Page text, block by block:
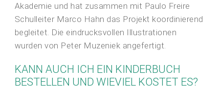
Akademie und hat zusammen mit Paulo Freire
Schulleiter Marco Hahn das Projekt koordinierend
begleitet. Die eindrucksvollen Illustrationen
wurden von Peter Muzeniek angefertigt.
KANN AUCH ICH EIN KINDERBUCH
BESTELLEN UND WIEVIEL KOSTET ES?